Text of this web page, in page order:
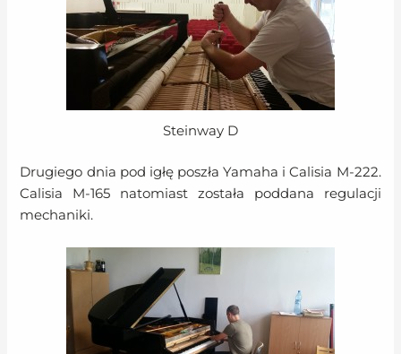
Steinway D
Drugiego dnia pod igłę poszła Yamaha i Calisia M-222.
Calisia M-165 natomiast została poddana regulacji
mechaniki.